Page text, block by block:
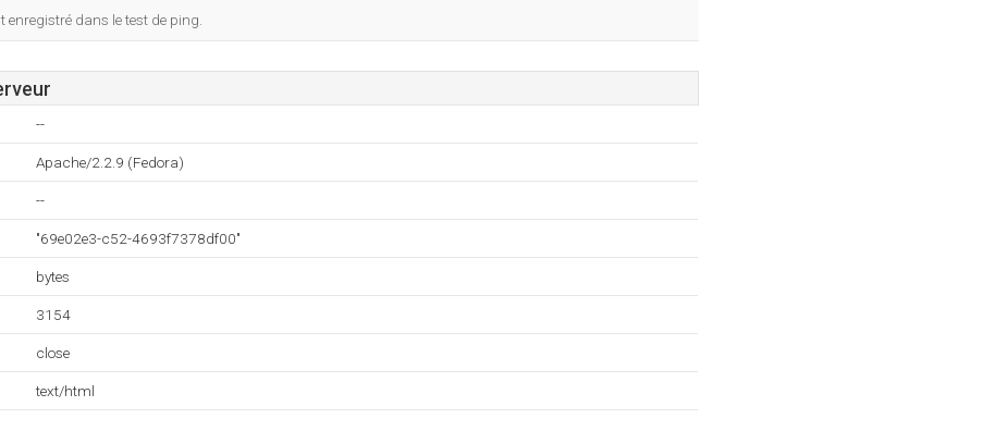
dans le test de ping.
--
Apache/2.2.9 (Fedora)
--
"69e02e3-c52-4693f7378df00"
bytes
3154
close
text/html